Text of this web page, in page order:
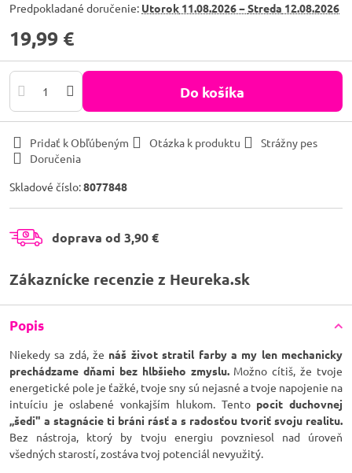
Predpokladané doručenie: Utorok 11.08.2026 −Streda 12.08.2026
19,99 €
Do košíka
Pridať k Obľúbeným Otázka k produktu
Strážny pes
Doručenia
Skladové číslo:8077848
doprava od 3,90 €
Zákaznícke recenzie z Heureka.sk
Popis
Niekedy sa zdá, že náš život stratil farby a my len mechanicky
prechádzame dňami bez hlbšieho zmyslu.Možno cítiš, že tvoje
energetické pole je ťažké, tvoje sny sú nejasné a tvoje napojenie na
intuíciu je oslabené vonkajším hlukom. Tento pocit duchovnej
„šedi" a stagnácie ti bráni rásť a s radosťou tvoriť svoju realitu.
Bez nástroja, ktorý by tvoju energiu povzniesol nad úroveň
všedných starostí, zostáva tvoj potenciál nevyužitý.